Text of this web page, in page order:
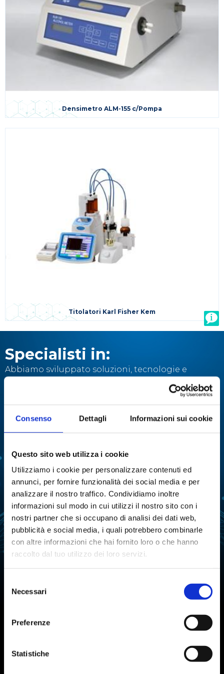
Consenso Dettagli Informazioni sui cookie
Questo sito web utilizza i cookie
Utilizziamo i cookie per personalizzare contenuti ed
annunci, per fornire funzionalità dei social media e per
analizzare il nostro traffico. Condividiamo inoltre
informazioni sul modo in cui utilizzi il nostro sito con i
nostri partner che si occupano di analisi dei dati web,
pubblicità e social media, i quali potrebbero combinarle
con altre informazioni che hai fornito loro o che hanno
raccolto dal tuo utilizzo dei loro servizi.
delNecessari
Preferenze
Statistiche
Densimetro ALM-155 c/Pompa
Titolatori Karl Fisher Kem
Specialisti in:
Abbiamo sviluppato soluzioni, tecnologie e
ANALISI ENZIMATICA
ANALISI
MULTIPARAMETRICA
FERMENTAZIONE LIOFILIZZAZIONE
MANIPOLAZIONE LIQUIDI
PURIFICAZIONE
DELL'ACQUA
REAZIONE
ANALISI ATTIVITÀ
DELL'ACQUA